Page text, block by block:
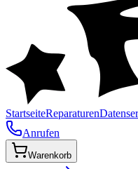
StartseiteReparaturen
Anrufen
Warenkorb